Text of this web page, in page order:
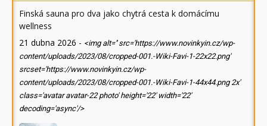
Finská sauna pro dva jako chytrá cesta k domácímu
wellness
21 dubna 2026 - <img alt='' src='https://www.novinkyin.cz/wp-
content/uploads/2023/08/cropped-001.-Wiki-Favi-1-22x22.png'
srcset='https://www.novinkyin.cz/wp-
content/uploads/2023/08/cropped-001.-Wiki-Favi-1-44x44.png 2x'
class='avatar avatar-22 photo' height='22' width='22'
decoding='async'/>